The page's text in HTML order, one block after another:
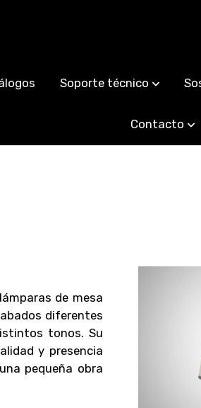
Soporte técnico
Contacto
de mesa
diferentes
tonos. Su
y presencia
pequeña obra